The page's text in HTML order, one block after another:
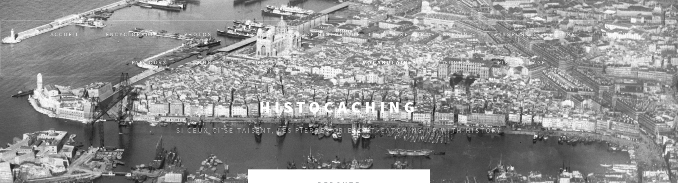
HISTOCACHING
SI CEUX-CI SE TAISENT, LES PIERRES CRIERONT. CATCHING UP WITH HISTORY
ACCUEIL ENCYCLOPÉDIE PHOTOS EVÈNEMENT, ÉPISODE HISTORIQUE : L’HISTOIRE SUR LE TERRAIN PASSEURS DE MÉMOIRE MONUM
PARCOURS SOURCES PUBLICATIONS AR VOCABULAIRES ŒUVRES PIED DE PAGE